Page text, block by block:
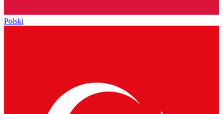
Polski